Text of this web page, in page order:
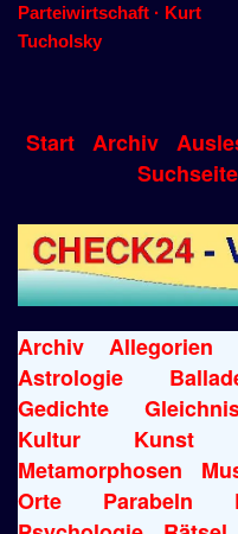
Parteiwirtschaft · Kurt
Tucholsky
Start Archiv
Suchseite
Archiv Allegorien
Astrologie
Gedichte
Kultur
Kunst
Metamorphosen
Orte
Parabeln